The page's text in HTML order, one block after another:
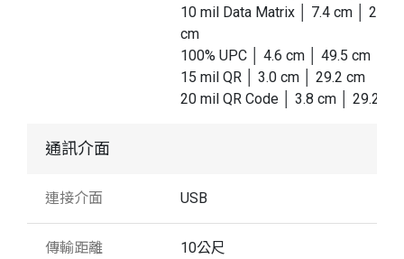
10 mil Data Matrix │ 7.4 cm │ 21.6
cm
100% UPC │ 4.6 cm │ 49.5 cm
15 mil QR │ 3.0 cm │ 29.2 cm
20 mil QR Code │ 3.8 cm │ 29.2 cm
通訊介面
連接介面 USB
傳輸距離
10公尺